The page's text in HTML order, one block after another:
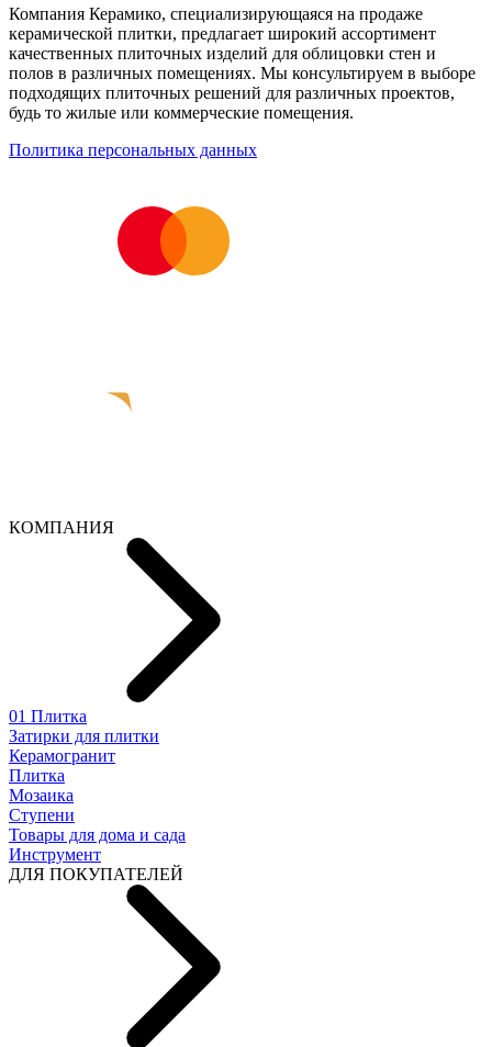
Компания Керамико, специализирующаяся на продаже
керамической плитки, предлагает широкий ассортимент
качественных плиточных изделий для облицовки стен и
полов в различных помещениях. Мы консультируем в выборе
подходящих плиточных решений для различных проектов,
будь то жилые или коммерческие помещения.
Политика персональных данных
КОМПАНИЯ
01 Плитка
Затирки для плитки
Керамогранит
Плитка
Мозаика
Ступени
Товары для дома и сада
Инструмент
ДЛЯ ПОКУПАТЕЛЕЙ